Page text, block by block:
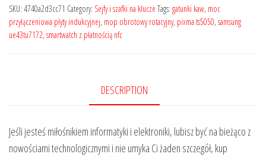
SKU: 4740a2d3cc71 Category: Sejfy i szafki na klucze Tags: gatunki kaw, moc
przyłączeniowa płyty indukcyjnej, mop obrotowy rotacyjny, pixma ts5050, samsung
ue43tu7172, smartwatch z płatnością nfc
DESCRIPTION
Jeśli jesteś miłośnikiem informatyki i elektroniki, lubisz być na bieżąco z
nowościami technologicznymi i nie umyka Ci żaden szczegół, kup